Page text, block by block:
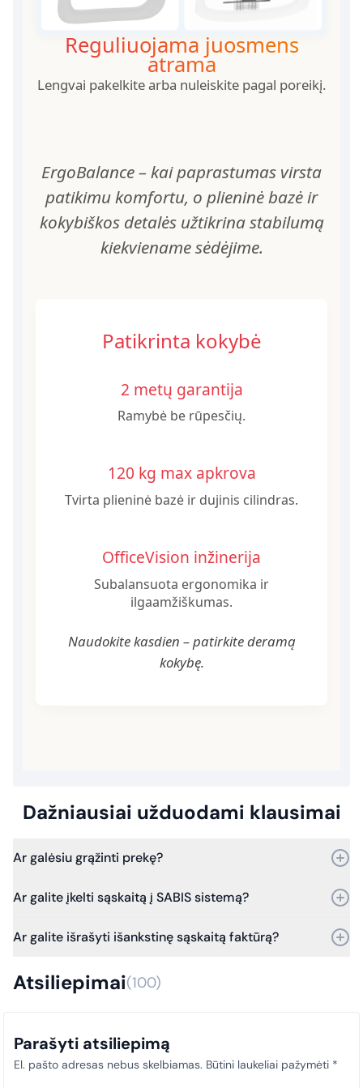
Reguliuojama juosmens
atrama
Lengvai pakelkite arba nuleiskite pagal poreikį.
ErgoBalance – kai paprastumas virsta
patikimu komfortu, o plieninė bazė ir
kokybiškos detalės užtikrina stabilumą
kiekviename sėdėjime.
Patikrinta kokybė
2 metų garantija
Ramybė be rūpesčių.
120 kg max apkrova
Tvirta plieninė bazė ir dujinis cilindras.
OfficeVision inžinerija
Subalansuota ergonomika ir
ilgaamžiškumas.
Naudokite kasdien – patirkite deramą
kokybę.
Dažniausiai užduodami klausimai
Ar galėsiu grąžinti prekę?
Bet jei praeis daugiau laiko – vis tiek kreipkitės, ir mes
Ar galite įkelti sąskaitą į SABIS sistemą?
Nuo 2025 m. sausio 1 d. visi viešosios įstaigos pirkimų
sistemą. Šis reikalavimas taikomas visiems pirkimams, siekiant
užtikrinti skaidrumą ir tinkamą atitiktį teisės aktų nuostatoms.
Ar galite išrašyti išankstinę sąskaitą faktūrą?
Atsiliepimai(100)
Parašyti atsiliepimą
El. pašto adresas nebus skelbiamas. Būtini laukeliai pažymėti *